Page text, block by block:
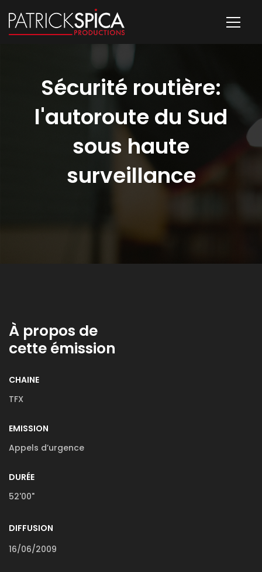
Sécurité routière:
l'autoroute du Sud
sous haute
surveillance
À propos de
cette émission
CHAINE
TFX
EMISSION
Appels d’urgence
DURÉE
52'00"
DIFFUSION
16/06/2009